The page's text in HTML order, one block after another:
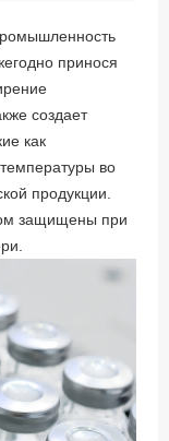
принося
создает
как
во
продукции.
защищены при